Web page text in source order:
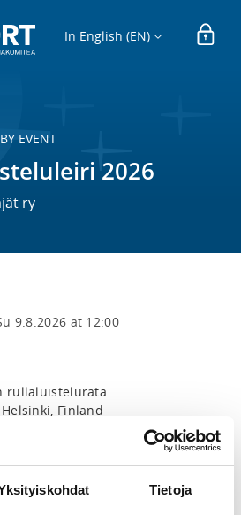
Tietoja
In English (EN)
EVENT
2026
ry
9.8.2026 at 12:00
rullaluistelurata
Finland